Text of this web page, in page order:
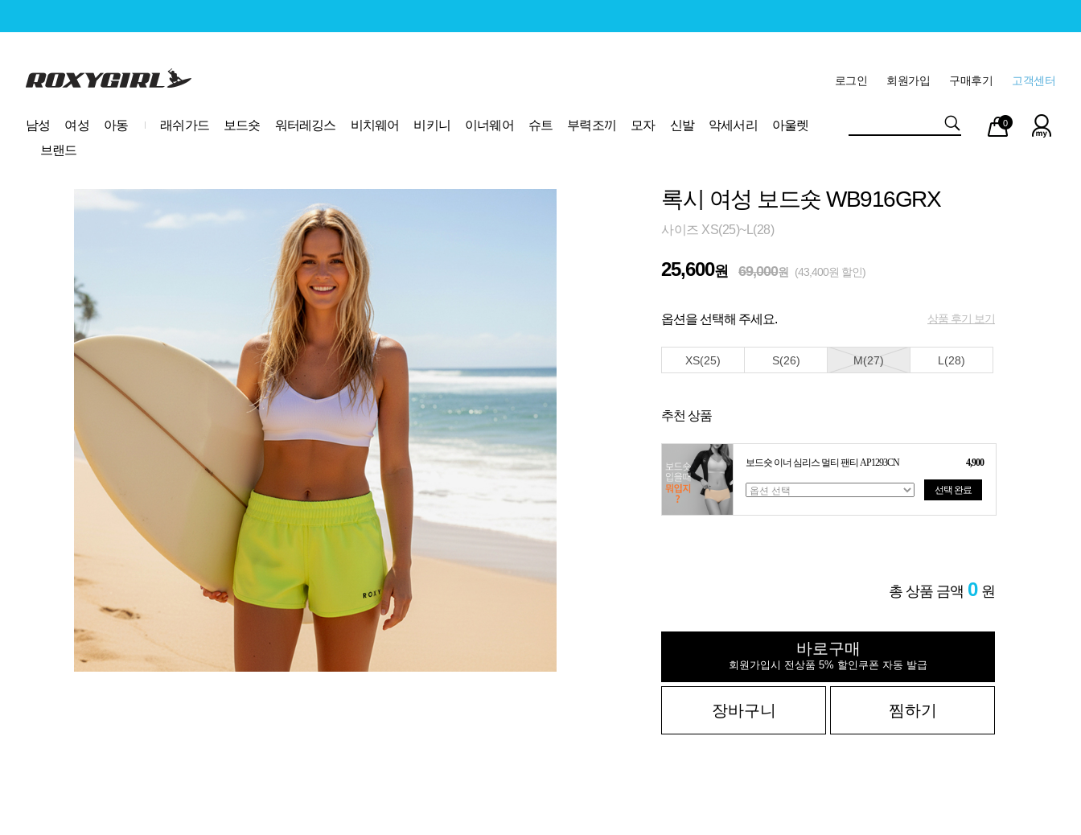
로고 고객센터
구매후기
회원가입
로그인
남성 여성 아동 래쉬가드 보드숏 워터레깅스 비치웨어 비키니 이너웨어 슈트 부력조끼 모자 신발 악세서리
아울렛
브랜드
마이
페이
장바
구니
0
록시 여성 보드숏 WB916GRX
사이즈 XS(25)~L(28)
25,600원 69,000원 (43,400원 할인)
옵션을 선택해 주세요. 상품 후기 보기
XS(25) S(26) M(27) L(28)
추천 상품
보드숏 이너 심리스 멀티 팬티 AP1293CN 4,900
선택 완료
총 상품 금액 0 원
바로구매
회원가입시 전상품 5% 할인쿠폰 자동 발급
장바구니 찜하기